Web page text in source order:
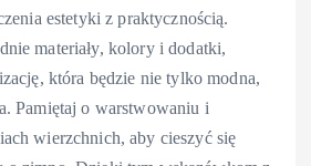
estetyki z praktycznością.
materiały, kolory i dodatki,
która będzie nie tylko modna,
Pamiętaj o warstwowaniu i
wierzchnich, aby cieszyć się